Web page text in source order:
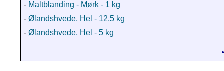
- Maltblanding - Mørk - 1 kg
- Ølandshvede, Hel - 12,5 kg
- Ølandshvede, Hel - 5 kg